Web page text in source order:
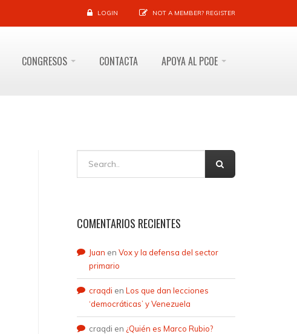
LOGIN NOT A MEMBER? REGISTER
CONGRESOS CONTACTA APOYA AL PCOE
COMENTARIOS RECIENTES
Juan en Vox y la defensa del sector
primario
craqdi en Los que dan lecciones
‘democráticas’ y Venezuela
craqdi en ¿Quién es Marco Rubio?